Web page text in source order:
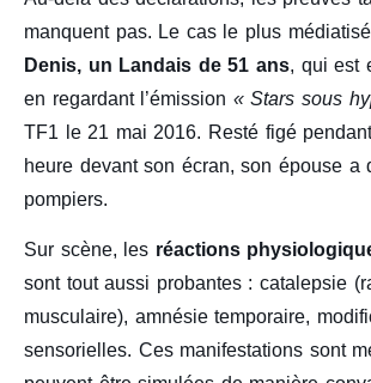
manquent pas. Le cas le plus
Denis, un Landais de 51 ans, qui est
en regardant l’émission « Stars sous
TF1 le 21 mai 2016. Resté figé
heure devant son écran, son épouse a
pompiers.
Sur scène, les réactions
sont tout aussi probantes : catalepsie
musculaire), amnésie temporaire,
sensorielles. Ces manifestations sont